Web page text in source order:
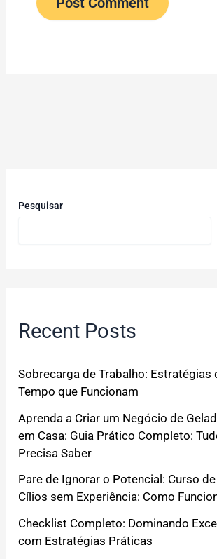
Pesquisar
Recent Posts
Sobrecarga de Trabalho: Estratégias
Tempo que Funcionam
Aprenda a Criar um Negócio de
em Casa: Guia Prático Completo:
Precisa Saber
Pare de Ignorar o Potencial: Curso
Cílios sem Experiência: Como
Checklist Completo: Dominando
com Estratégias Práticas